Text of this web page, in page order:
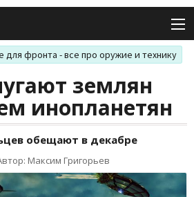
для фронта - все про оружие и технику
землян
инопланетян
обещают в декабре
Максим Григорьев